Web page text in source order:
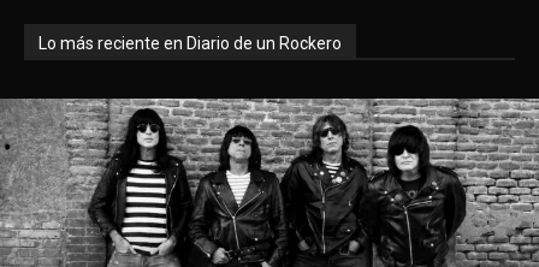
Lo más reciente en Diario de un Rockero